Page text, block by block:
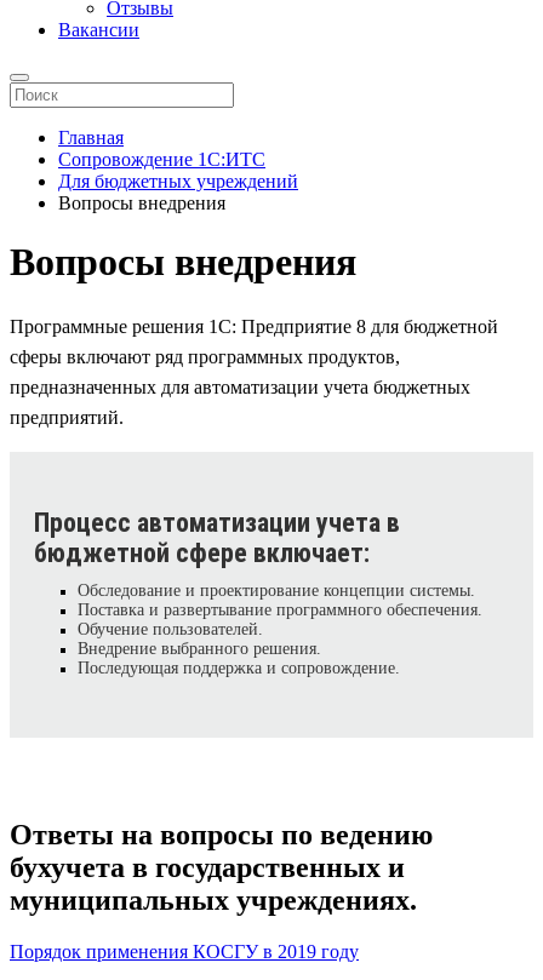
Отзывы
Вакансии
Главная
Сопровождение 1С:ИТС
Для бюджетных учреждений
Вопросы внедрения
Вопросы внедрения
Программные решения 1С: Предприятие 8 для бюджетной
сферы включают ряд программных продуктов,
предназначенных для автоматизации учета бюджетных
предприятий.
Процесс автоматизации учета в
бюджетной сфере включает:
Обследование и проектирование концепции системы.
Поставка и развертывание программного обеспечения.
Обучение пользователей.
Внедрение выбранного решения.
Последующая поддержка и сопровождение.
Ответы на вопросы по ведению
бухучета в государственных и
муниципальных учреждениях.
Порядок применения КОСГУ в 2019 году